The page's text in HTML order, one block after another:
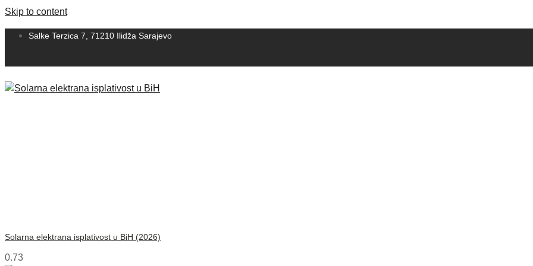
Skip to content
Salke Terzica 7, 71210 Ilidža Sarajevo
Solarna elektrana isplativost u BiH (2026)